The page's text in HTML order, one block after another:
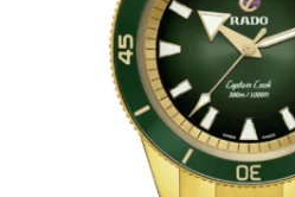
P.IVA:
QUICKLINKS
Newsletter
Storia